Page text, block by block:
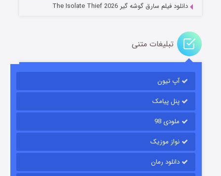
دانلود فیلم سارق گوشه گیر The Isolate Thief 2026
تبلیغات متنی
آپ تیون
پنل پیامک
ملودی 98
نواز موزیک
دانلود رمان